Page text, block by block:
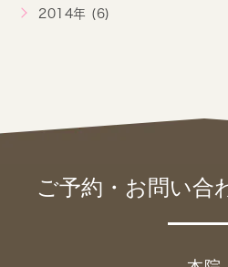
2014年 (6)
ご予約・お問い合